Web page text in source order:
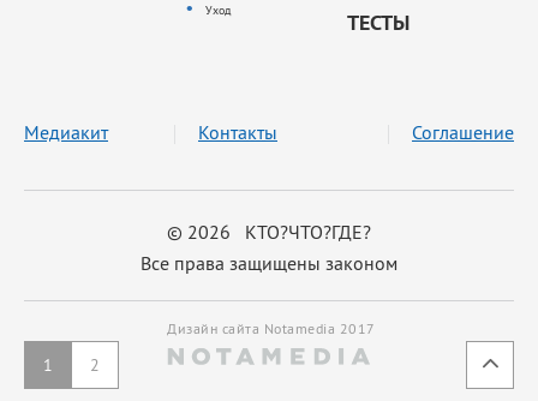
1 2
Уход
ТЕСТЫ
© 2026 КТО?ЧТО?ГДЕ?
Все права защищены законом
Медиакит Контакты Соглашение
Дизайн сайта Notamedia 2017